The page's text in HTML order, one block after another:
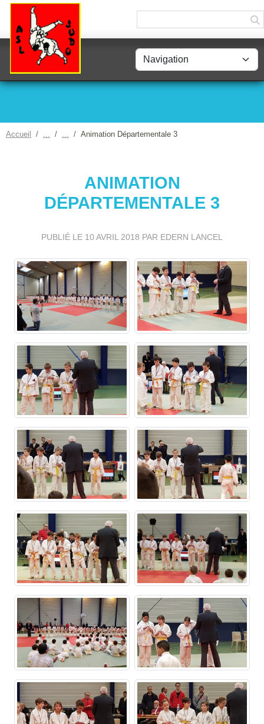
Accueil Animation Départementale 3
ANIMATION
DÉPARTEMENTALE 3
PUBLIÉ LE 10 AVRIL 2018 PAR EDERN LANCEL
Panneau de gestion des cookies